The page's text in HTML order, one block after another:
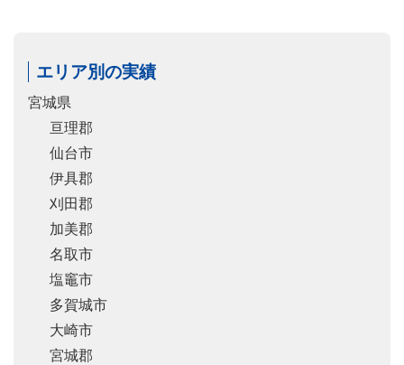
エリア別の実績
宮城県
亘理郡
仙台市
伊具郡
刈田郡
加美郡
名取市
塩竈市
多賀城市
大崎市
宮城郡